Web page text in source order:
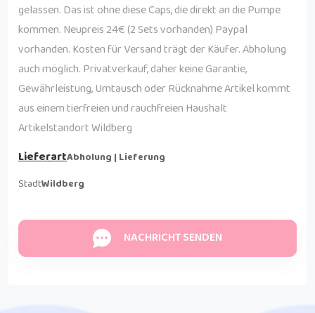
gelassen. Das ist ohne diese Caps, die direkt an die Pumpe
kommen. Neupreis 24€ (2 Sets vorhanden) Paypal
vorhanden. Kosten für Versand trägt der Käufer. Abholung
auch möglich. Privatverkauf, daher keine Garantie,
Gewährleistung, Umtausch oder Rücknahme Artikel kommt
aus einem tierfreien und rauchfreien Haushalt
Artikelstandort Wildberg
LieferartAbholung | Lieferung
StadtWildberg
NACHRICHT SENDEN